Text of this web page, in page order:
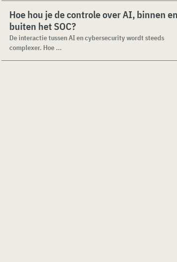
Hoe hou je de controle over AI, binnen en
buiten het SOC?
De interactie tussen AI en cybersecurity wordt steeds
complexer. Hoe ...